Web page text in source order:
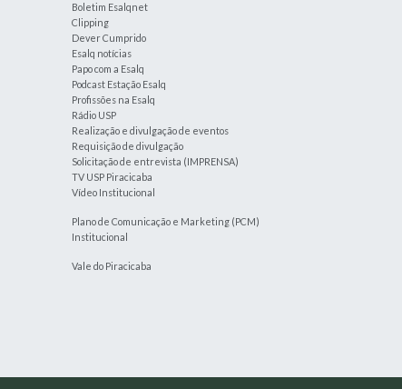
Boletim Esalqnet
Clipping
Dever Cumprido
Esalq notícias
Papo com a Esalq
Podcast Estação Esalq
Profissões na Esalq
Rádio USP
Realização e divulgação de eventos
Requisição de divulgação
Solicitação de entrevista (IMPRENSA)
TV USP Piracicaba
Vídeo Institucional
Plano de Comunicação e Marketing (PCM)
Institucional
Vale do Piracicaba